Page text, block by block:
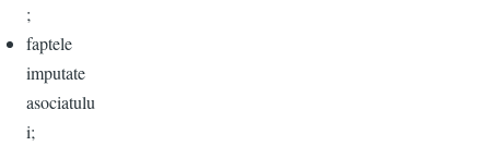
;
faptele
imputate
asociatulu
i;